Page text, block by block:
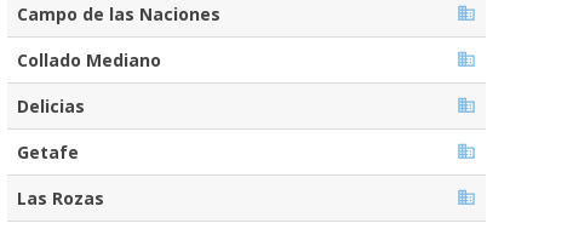
Campo de las Naciones
Collado Mediano
Delicias
Getafe
Las Rozas